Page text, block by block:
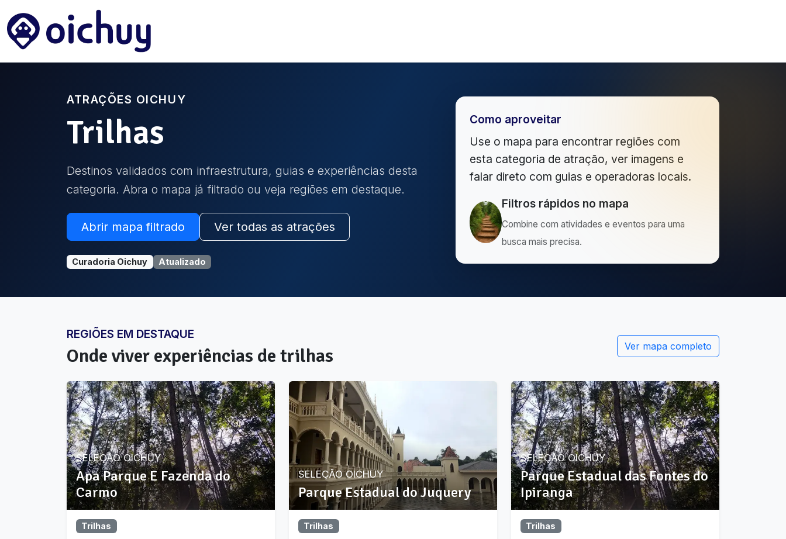
ATRAÇÕES OICHUY
Trilhas
Destinos validados com infraestrutura, guias e experiências desta
categoria. Abra o mapa já filtrado ou veja regiões em destaque.
Abrir mapa filtrado Ver todas as atrações
Curadoria Oichuy Atualizado
Como aproveitar
Use o mapa para encontrar regiões com
esta categoria de atração, ver imagens e
falar direto com guias e operadoras locais.
Filtros rápidos no mapa
Combine com atividades e eventos para uma
busca mais precisa.
REGIÕES EM DESTAQUE
Onde viver experiências de trilhas Ver mapa completo
SELEÇÃO OICHUY
Apa Parque E Fazenda do
Carmo
Trilhas
SELEÇÃO OICHUY
Parque Estadual do Juquery
Trilhas
SELEÇÃO OICHUY
Parque Estadual das Fontes do
Ipiranga
Trilhas